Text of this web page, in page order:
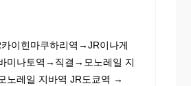
이힌마쿠하리역→JR이나게
미나토역→직결→모노레일 지
노레일 지바역 JR도쿄역 →